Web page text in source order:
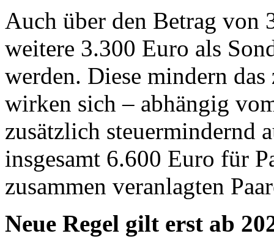
Auch über den Betrag von
weitere 3.300 Euro als
werden. Diese mindern
wirken sich – abhängig
zusätzlich steuermindernd
insgesamt 6.600 Euro für
zusammen veranlagten
Neue Regel gilt erst ab